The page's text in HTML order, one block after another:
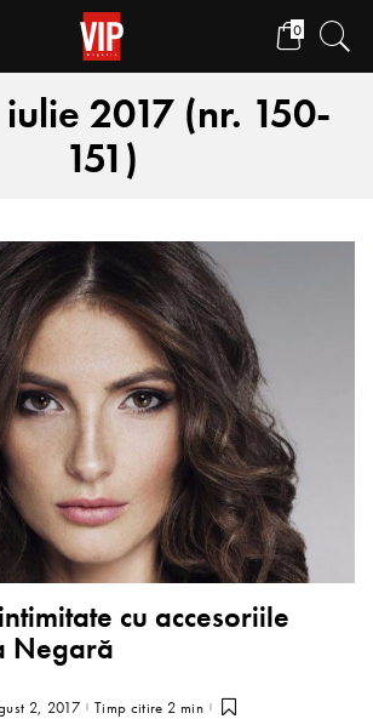
0
2017 (nr. 150-
151)
cu accesoriile
Negară
2, 2017 Timp citire 2 min